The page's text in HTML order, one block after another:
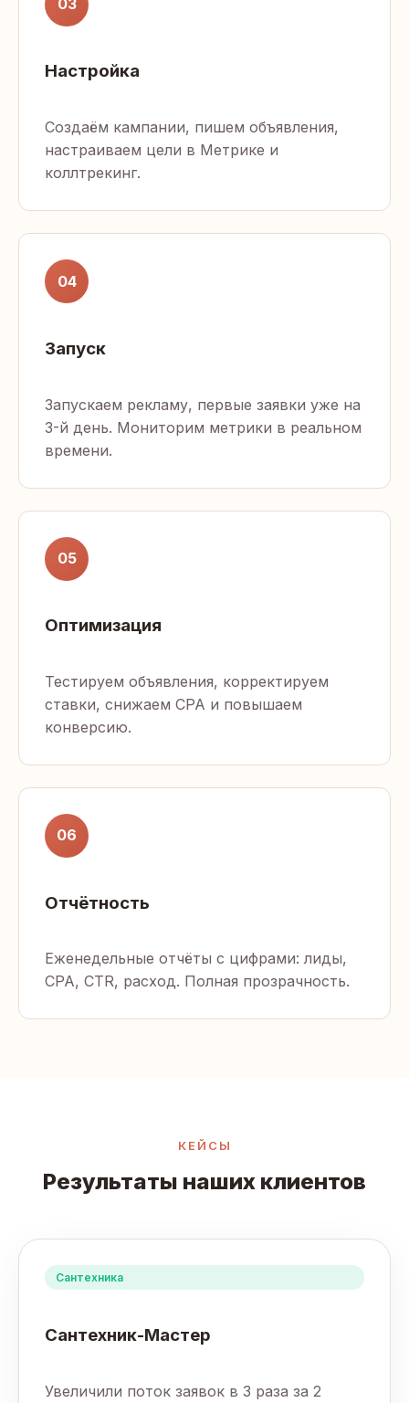
03
Настройка
Создаём кампании, пишем объявления,
настраиваем цели в Метрике и
коллтрекинг.
04
Запуск
Запускаем рекламу, первые заявки уже на
3-й день. Мониторим метрики в реальном
времени.
05
Оптимизация
Тестируем объявления, корректируем
ставки, снижаем CPA и повышаем
конверсию.
06
Отчётность
Еженедельные отчёты с цифрами: лиды,
CPA, CTR, расход. Полная прозрачность.
КЕЙСЫ
Результаты наших клиентов
Сантехника
Сантехник-Мастер
Увеличили поток заявок в 3 раза за 2